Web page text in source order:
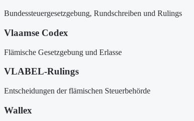
Bundessteuergesetzgebung, Rundschreiben und Rulings
Vlaamse Codex
Flämische Gesetzgebung und Erlasse
VLABEL-Rulings
Entscheidungen der flämischen Steuerbehörde
Wallex